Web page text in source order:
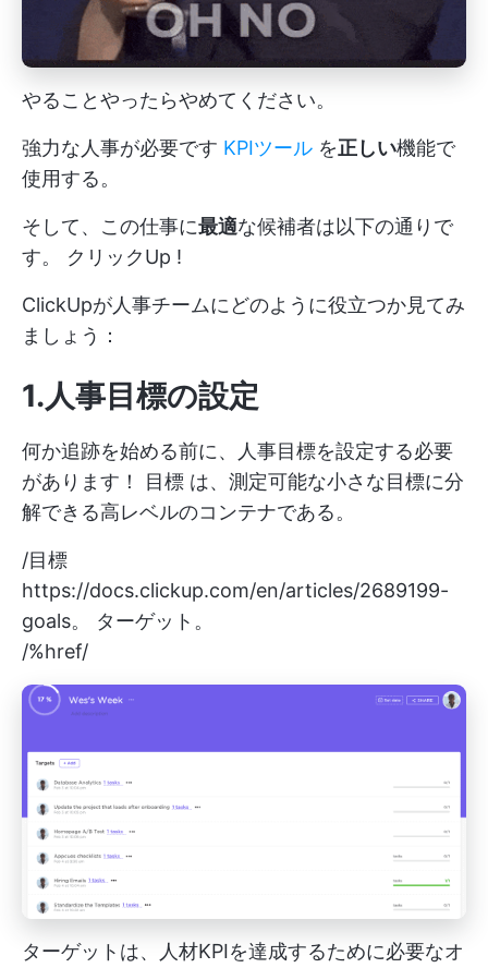
やることやったらやめてください。
強力な人事が必要です KPIツール を正しい機能で
使用する。
そして、この仕事に最適な候補者は以下の通りで
す。 クリックUp !
ClickUpが人事チームにどのように役立つか見てみ
ましょう：
1.人事目標の設定
何か追跡を始める前に、人事目標を設定する必要
があります！ 目標 は、測定可能な小さな目標に分
解できる高レベルのコンテナである。
/目標
https://docs.clickup.com/en/articles/2689199-
goals。
ターゲット。
/%href/
ターゲットは、人材KPIを達成するために必要なオ